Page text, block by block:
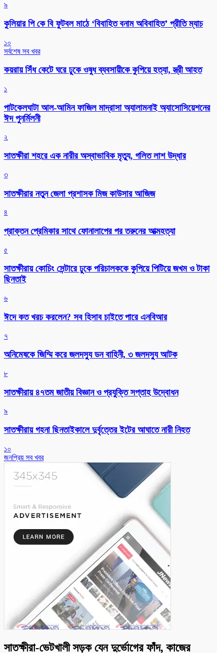
৯
কুলিয়ার পি কে বি ফুটবল মাঠে ‘বিবাহিত বনাম অবিবাহিত’ প্রীতি ম্যাচ
১০
সর্বশেষ সব খবর
কয়রায় সিঁধ কেটে ঘরে ঢুকে ওষুধ ব্যবসায়ীকে কুপিয়ে হত্যা, স্ত্রী আহত
১
পাটকেলঘাটা আল-আমিন ফাজিল মাদ্রাসা অ্যালামনাই অ্যাসোসিয়েশনের
ঈদ পুনর্মিলনী
২
সাতক্ষীরা শহরে এক নারীর অস্বাভাবিক মৃত্যু, গলিত লাশ উদ্ধার
৩
সাতক্ষীরার নতুন জেলা প্রশাসক মিজ কাউসার আজিজ
৪
প্রাক্তন প্রেমিকার সাথে ফোনালাপের পর তরুনের আত্মহত্যা
৫
সাতক্ষীরায় কোচিং সেন্টারে ঢুকে পরিচালককে কুপিয়ে পিটিয়ে জখম ও টাকা
ছিনতাই
৬
ঈদে কত খরচ করলেন? সব হিসাব চাইতে পারে এনবিআর
৭
অনিমেষকে জিম্মি করে জলদস্যু ডন বাহিনী, ৩ জলদস্যু আটক
৮
সাতক্ষীরায় ৪৭তম জাতীয় বিজ্ঞান ও প্রযুক্তি সপ্তাহ উদ্বোধন
৯
সাতক্ষীরায় গহনা ছিনতাইকালে দুর্বৃত্তের ইটের আঘাতে নারী নিহত
১০
জনপ্রিয় সব খবর
সাতক্ষীরা-ভেটখালী সড়ক যেন দুর্ভোগের ফাঁদ, কাজের